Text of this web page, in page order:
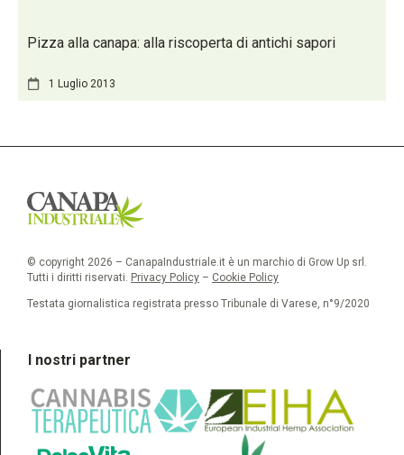
Pizza alla canapa: alla riscoperta di antichi sapori
1 Luglio 2013
© copyright 2026 – CanapaIndustriale.it è un marchio di Grow Up srl.
Tutti i diritti riservati. Privacy Policy – Cookie Policy
Testata giornalistica registrata presso Tribunale di Varese, n°9/2020
I nostri partner